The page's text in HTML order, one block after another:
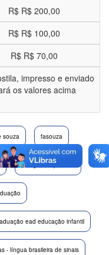
R$ R$ 200,00
R$ R$ 100,00
R$ R$ 70,00
impresso e enviado
os valores acima
souza fasouza
pos graduação aba
ead educação infantil
- língua brasileira de sinais